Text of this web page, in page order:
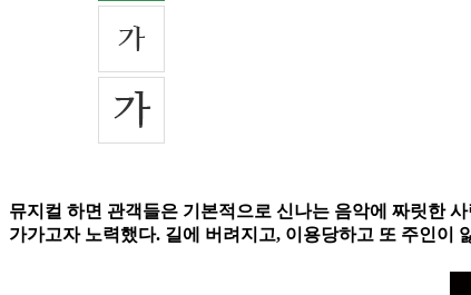
뮤지컬 하면 관객들은 기본적으로 신나는 음악에 짜릿한
가가고자 노력했다. 길에 버려지고, 이용당하고 또 주인이